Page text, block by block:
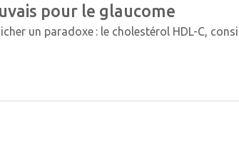
pour le glaucome
un paradoxe : le cholestérol HDL-C,